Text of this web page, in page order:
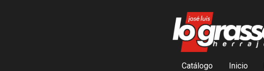
Catálogo Inicio